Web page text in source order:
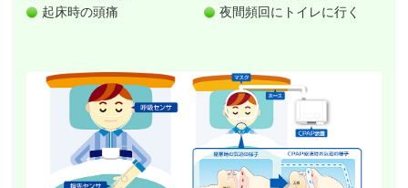
起床時の頭痛
夜間頻回にトイレに行く